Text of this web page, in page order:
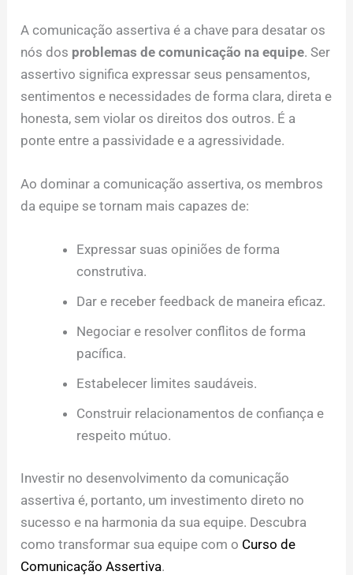
A comunicação assertiva é a chave para desatar os
nós dos problemas de comunicação na equipe. Ser
assertivo significa expressar seus pensamentos,
sentimentos e necessidades de forma clara, direta e
honesta, sem violar os direitos dos outros. É a
ponte entre a passividade e a agressividade.
Ao dominar a comunicação assertiva, os membros
da equipe se tornam mais capazes de:
Expressar suas opiniões de forma
construtiva.
Dar e receber feedback de maneira eficaz.
Negociar e resolver conflitos de forma
pacífica.
Estabelecer limites saudáveis.
Construir relacionamentos de confiança e
respeito mútuo.
Investir no desenvolvimento da comunicação
assertiva é, portanto, um investimento direto no
sucesso e na harmonia da sua equipe. Descubra
como transformar sua equipe com o Curso de
Comunicação Assertiva.